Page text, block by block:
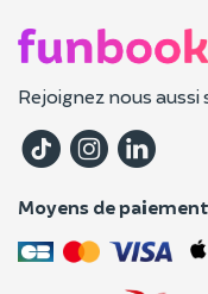
Rejoignez nous aussi
Moyens de paiement